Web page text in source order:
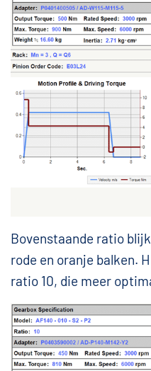
Bovenstaande ratio
rode en oranje balken.
ratio 10, die meer